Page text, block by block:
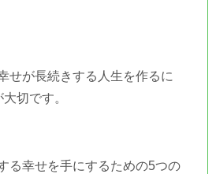
せが長続きする人生を作るに
切です。
る幸せを手にするための5つの